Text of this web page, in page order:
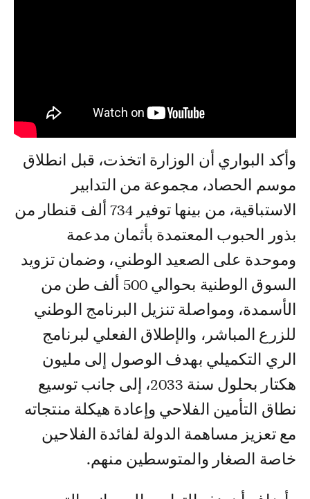
وأكد البواري أن الوزارة اتخذت، قبل انطلاق
موسم الحصاد، مجموعة من التدابير
الاستباقية، من بينها توفير 734 ألف قنطار من
بذور الحبوب المعتمدة بأثمان مدعمة
وموحدة على الصعيد الوطني، وضمان تزويد
السوق الوطنية بحوالي 500 ألف طن من
الأسمدة، ومواصلة تنزيل البرنامج الوطني
للزرع المباشر، والإطلاق الفعلي لبرنامج
الري التكميلي بهدف الوصول إلى مليون
هكتار بحلول سنة 2033، إلى جانب توسيع
نطاق التأمين الفلاحي وإعادة هيكلة منتجاته
مع تعزيز مساهمة الدولة لفائدة الفلاحين
خاصة الصغار والمتوسطين منهم.